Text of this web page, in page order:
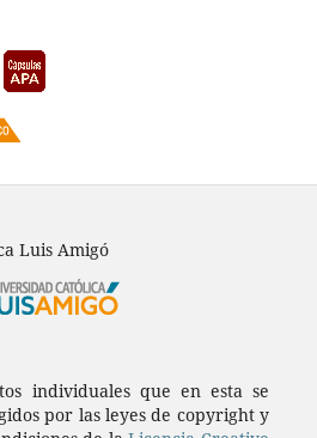
Luis Amigó
individuales que en esta se
por las leyes de copyright y